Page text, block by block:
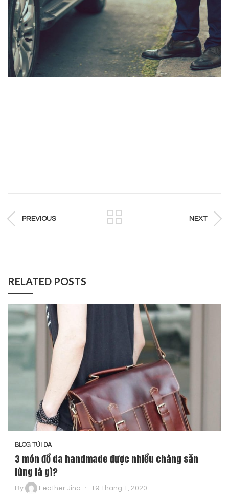
PREVIOUS NEXT
RELATED POSTS
BLOG TÚI DA
3 món đồ da handmade được nhiều chàng săn
lùng là gì?
By Leather Jino 19 Tháng 1, 2020